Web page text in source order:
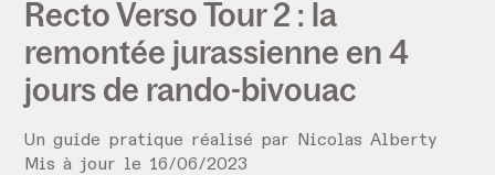
Recto Verso Tour 2 : la
remontée jurassienne en 4
jours de rando-bivouac
Un guide pratique réalisé par
Nicolas Alberty
Mis à jour le 16/06/2023